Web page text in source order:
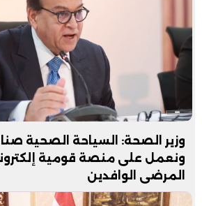
وزير الصحة: السياحة الصحية
ونعمل على منصة قومية
المرضى الوافدين